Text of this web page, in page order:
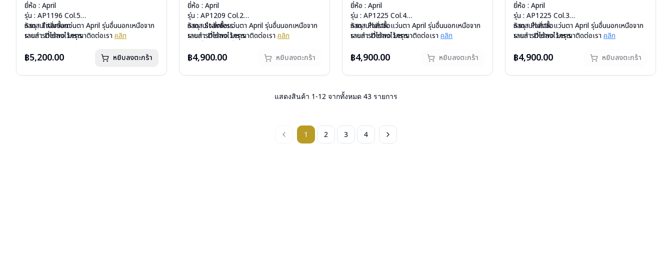
ยี่ห้อ : April
รุ่น : AP1196 Col.5
วัสดุ : Titanium
เลนส์ : Demo Lens
น้ำหนัก : 17 กรัม
การรับประกัน : 1 ปี
หากสนใจสั่งชื้อแว่นตา April รุ่นอื่นนอกเหนือจาก
รายการที่ได้ลงไว้กรุณาติดต่อเรา คลิก
฿5,200.00 หยิบลงตะกร้า
ยี่ห้อ : April
รุ่น : AP1209 Col.2
วัสดุ : Stainless
เลนส์ : Demo Lens
น้ำหนัก : 24 กรัม
การรับประกัน : 1 ปี
หากสนใจสั่งชื้อแว่นตา April รุ่นอื่นนอกเหนือจาก
รายการที่ได้ลงไว้กรุณาติดต่อเรา คลิก
ชื้อ กรุณาติดต่อเรา
฿4,900.00 หยิบลงตะกร้า
ยี่ห้อ : April
รุ่น : AP1225 Col.4
วัสดุ : Plastic
เลนส์ : Demo Lens
น้ำหนัก : 30 กรัม
การรับประกัน : 1 ปี
หากสนใจสั่งชื้อแว่นตา April รุ่นอื่นนอกเหนือจาก
รายการที่ได้ลงไว้กรุณาติดต่อเรา คลิก
ติดต่อเรา คลิก
฿4,900.00 หยิบลงตะกร้า
ยี่ห้อ : April
รุ่น : AP1225 Col.3
วัสดุ : Plastic
เลนส์ : Demo Lens
น้ำหนัก : 30 กรัม
การรับประกัน : 1 ปี
หากสนใจสั่งชื้อแว่นตา April รุ่นอื่นนอกเหนือจาก
รายการที่ได้ลงไว้กรุณาติดต่อเรา คลิก
ติดต่อเรา คลิก
฿4,900.00 หยิบลงตะกร้า
แสดงสินค้า 1-12 จากทั้งหมด 43 รายการ
1 2 3 4